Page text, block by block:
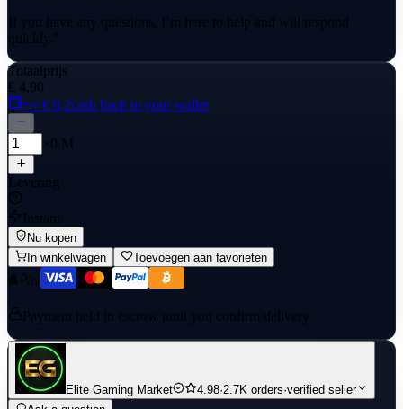
If you have any questions, I’m here to help and will respond
quickly."
Totaalprijs
€ 4,90
+≈ € 0,2cash back to your wallet
×0 M
Levering
Instant
Nu kopen
In winkelwagen
Toevoegen aan favorieten
Payment held in escrow until you confirm delivery
Elite Gaming Market 4.98·2.7K orders·verified seller